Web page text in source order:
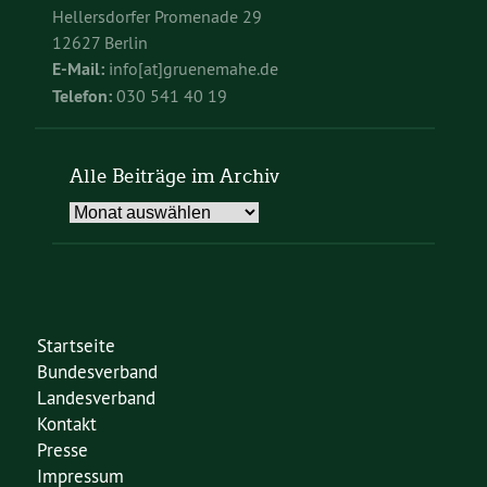
Hellersdorfer Promenade 29
12627 Berlin
E-Mail: info[at]gruenemahe.de
Telefon: 030 541 40 19
Alle Beiträge im Archiv
Alle
Startseite
Bundesverband
Landesverband
Kontakt
Presse
Impressum